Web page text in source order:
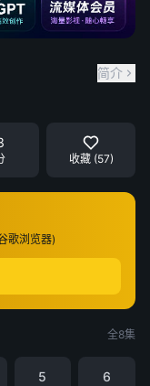
简介
收藏 (57)
歌浏览器)
全8集
5 6